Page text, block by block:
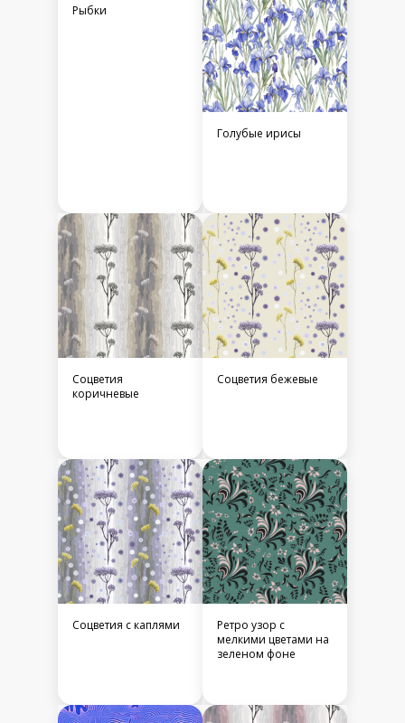
Рыбки
Голубые ирисы
Соцветия
коричневые
Соцветия бежевые
Соцветия с каплями
Ретро узор с
мелкими цветами на
зеленом фоне